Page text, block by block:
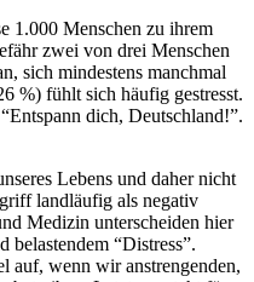
1.000 Menschen zu ihrem
zwei von drei Menschen
sich mindestens manchmal
%) fühlt sich häufig gestresst.
dich, Deutschland!”.
Lebens und daher nicht
landläufig als negativ
Medizin unterscheiden hier
belastendem “Distress”.
auf, wenn wir anstrengenden,